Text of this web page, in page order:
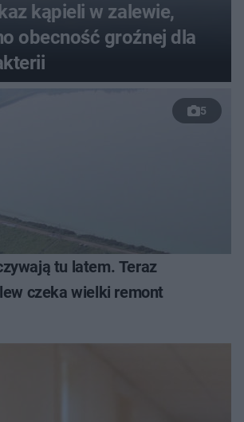
kąpieli w zalewie,
obecność groźnej dla
5
tu latem. Teraz
czeka wielki remont